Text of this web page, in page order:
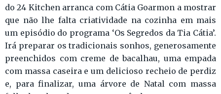
do 24 Kitchen arranca com Cátia Goarmon a mostrar
que não lhe falta criatividade na cozinha em mais
um episódio do programa ‘Os Segredos da Tia Cátia’.
Irá preparar os tradicionais sonhos, generosamente
preenchidos com creme de bacalhau, uma empada
com massa caseira e um delicioso recheio de perdiz
e, para finalizar, uma árvore de Natal com massa